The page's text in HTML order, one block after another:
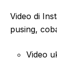
Video di
pusing,
Video